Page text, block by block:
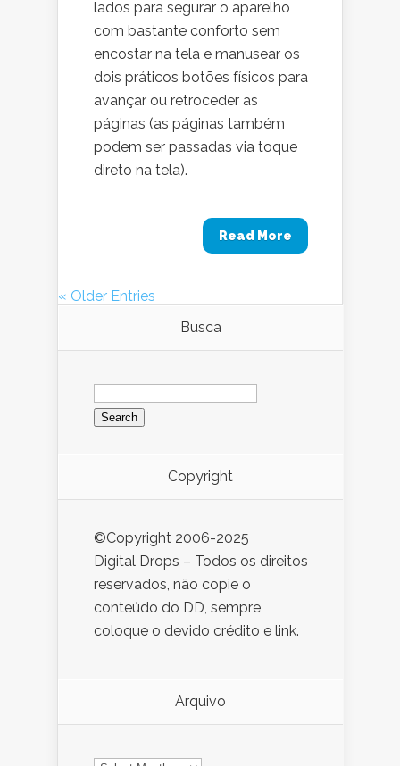
lados para segurar o aparelho
com bastante conforto sem
encostar na tela e manusear os
dois práticos botões físicos para
avançar ou retroceder as
páginas (as páginas também
podem ser passadas via toque
direto na tela).
Read More
« Older Entries
Busca
Search
for:
Copyright
©Copyright 2006-2025
Digital Drops – Todos os direitos
reservados, não copie o
conteúdo do DD, sempre
coloque o devido crédito e link.
Arquivo
Arquivo